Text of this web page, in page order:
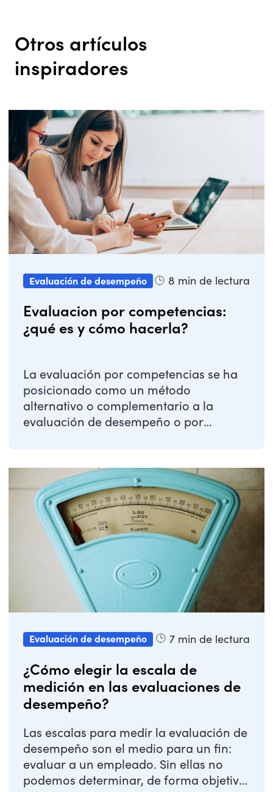
Otros artículos
inspiradores
Evaluación de desempeño 8 min de lectura
Evaluacion por competencias:
¿qué es y cómo hacerla?
La evaluación por competencias se ha
posicionado como un método
alternativo o complementario a la
evaluación de desempeño o por
Evaluación de desempeño 7 min de lectura
¿Cómo elegir la escala de
medición en las evaluaciones de
desempeño?
Las escalas para medir la evaluación de
desempeño son el medio para un fin:
evaluar a un empleado. Sin ellas no
podemos determinar, de forma objetiva